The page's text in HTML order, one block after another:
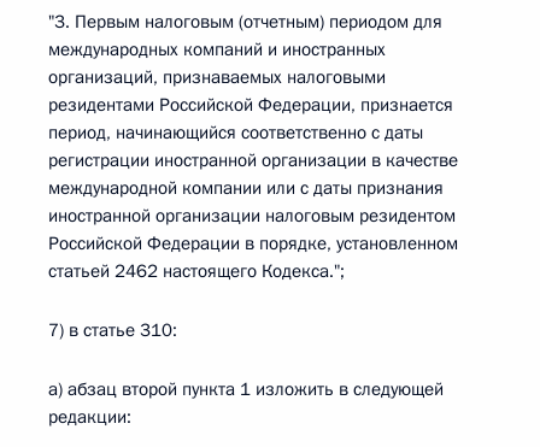
"3. Первым налоговым (отчетным) периодом для
международных компаний и иностранных
организаций, признаваемых налоговыми
резидентами Российской Федерации, признается
период, начинающийся соответственно с даты
регистрации иностранной организации в качестве
международной компании или с даты признания
иностранной организации налоговым резидентом
Российской Федерации в порядке, установленном
статьей 2462 настоящего Кодекса.";
7) в статье 310:
а) абзац второй пункта 1 изложить в следующей
редакции: